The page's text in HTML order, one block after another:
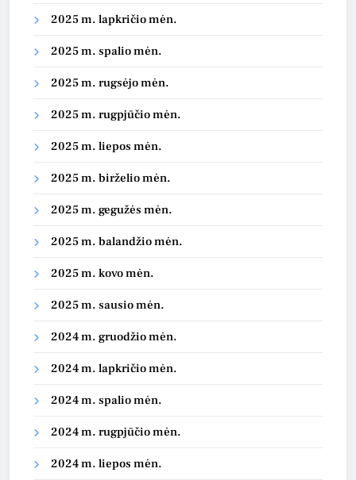
2025 m. lapkričio mėn.
2025 m. spalio mėn.
2025 m. rugsėjo mėn.
2025 m. rugpjūčio mėn.
2025 m. liepos mėn.
2025 m. birželio mėn.
2025 m. gegužės mėn.
2025 m. balandžio mėn.
2025 m. kovo mėn.
2025 m. sausio mėn.
2024 m. gruodžio mėn.
2024 m. lapkričio mėn.
2024 m. spalio mėn.
2024 m. rugpjūčio mėn.
2024 m. liepos mėn.